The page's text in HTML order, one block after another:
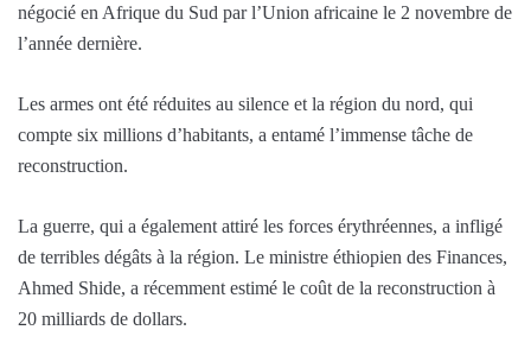
négocié en Afrique du Sud par l’Union africaine le 2 novembre de
l’année dernière.
Les armes ont été réduites au silence et la région du nord, qui
compte six millions d’habitants, a entamé l’immense tâche de
reconstruction.
La guerre, qui a également attiré les forces érythréennes, a infligé
de terribles dégâts à la région. Le ministre éthiopien des Finances,
Ahmed Shide, a récemment estimé le coût de la reconstruction à
20 milliards de dollars.